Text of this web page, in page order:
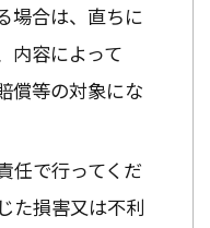
場合は、直ちに
内容によって
償等の対象にな
任で行ってくだ
た損害又は不利